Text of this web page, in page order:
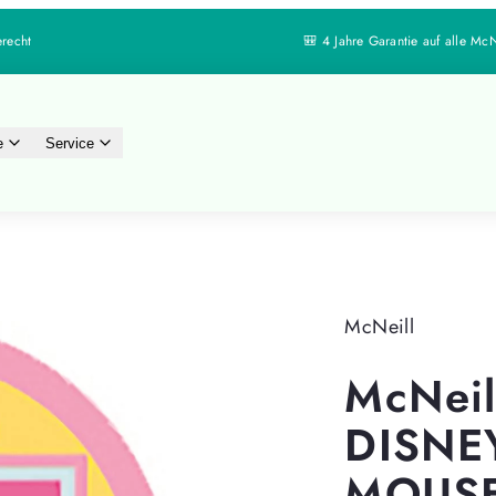
🎒 4 Jahre Garantie auf alle McNeill Schulranzen
Service
McNeill